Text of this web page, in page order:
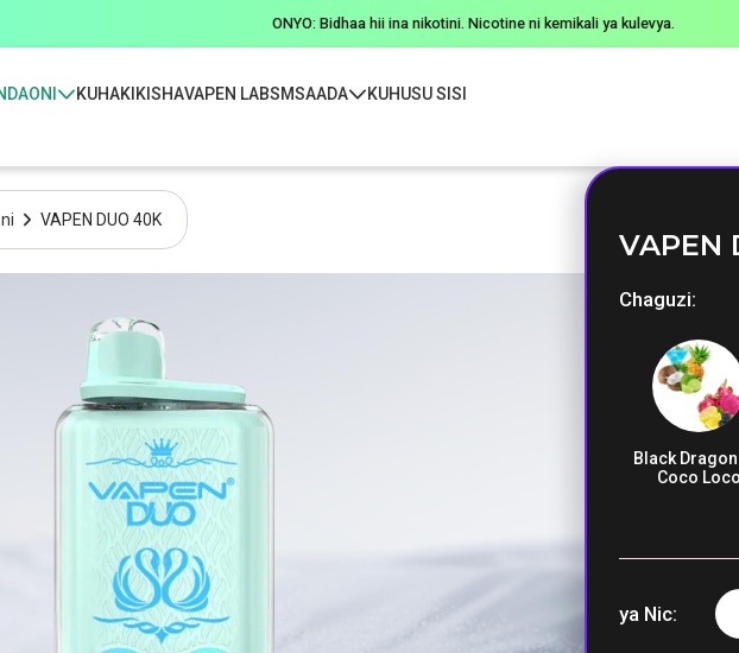
ONYO: Bidhaa hii ina nikotini. Nicotine ni kemikali ya kulevya.
KUHAKIKISHAVAPEN LABSMSAADA KUHUSU SISI
VAPEN DUO 40K
VAPEN
Chaguzi
Black
Coco Loco
ya Nic